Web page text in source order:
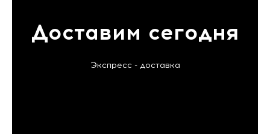
Доставим сегодня
Экспресс - доставка